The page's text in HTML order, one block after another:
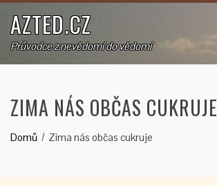
AZTED.CZ
Průvodce z nevědomí do vědomí
ZIMA NÁS OBČAS CUKRUJE
Domů Zima nás občas cukruje